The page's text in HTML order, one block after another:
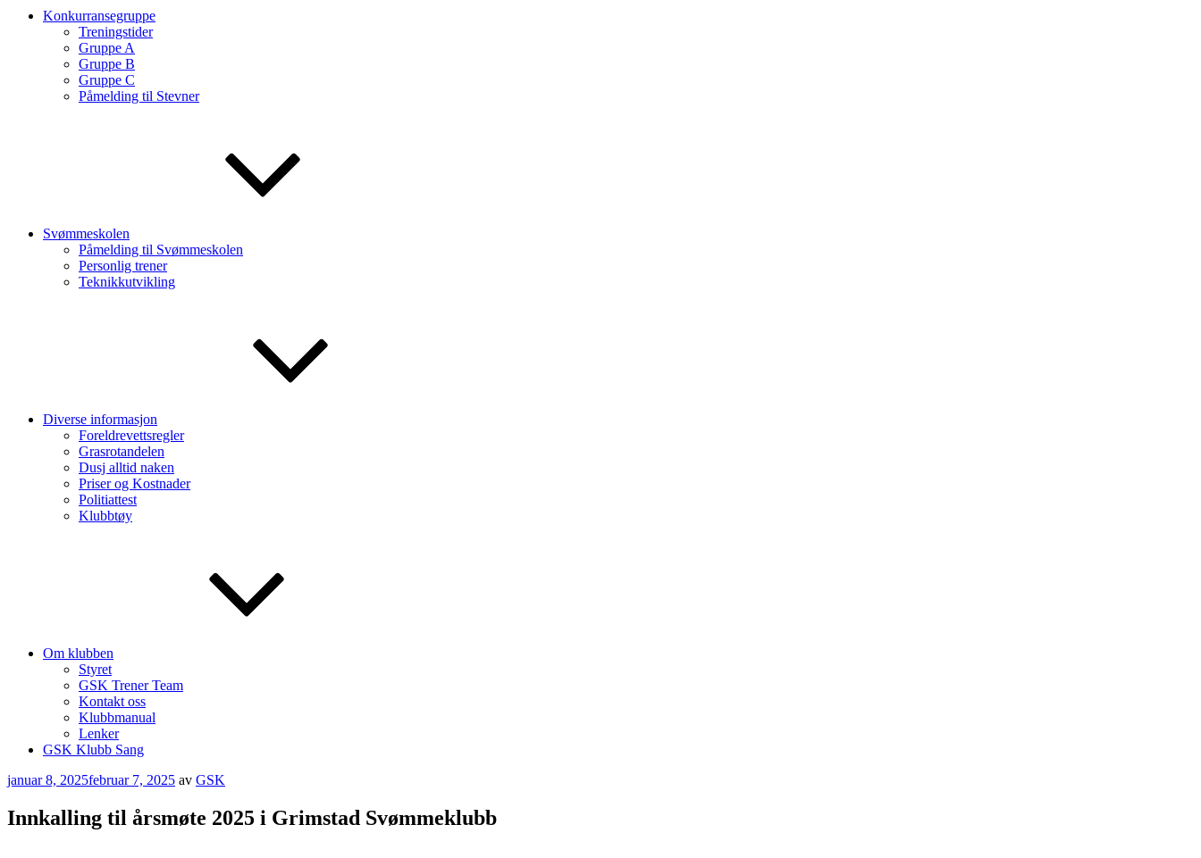
Konkurransegruppe
Treningstider
Gruppe A
Gruppe B
Gruppe C
Påmelding til Stevner
Svømmeskolen
Påmelding til Svømmeskolen
Personlig trener
Teknikkutvikling
Diverse informasjon
Foreldrevettsregler
Grasrotandelen
Dusj alltid naken
Priser og Kostnader
Politiattest
Klubbtøy
Om klubben
Styret
GSK Trener Team
Kontakt oss
Klubbmanual
Lenker
GSK Klubb Sang
Publisert
januar 8, 2025februar 7, 2025 av GSK
Innkalling til årsmøte 2025 i Grimstad Svømmeklubb